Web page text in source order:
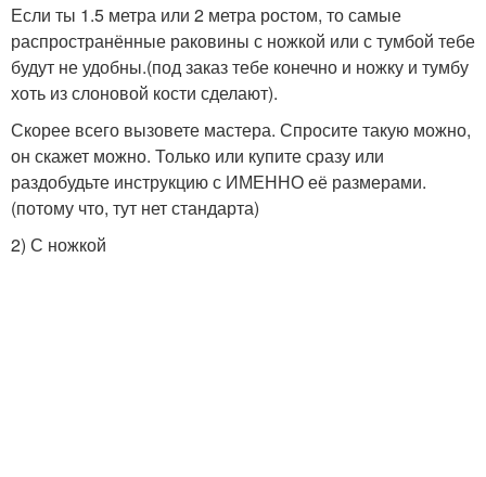
Если ты 1.5 метра или 2 метра ростом, то самые
распространённые раковины с ножкой или с тумбой тебе
будут не удобны.(под заказ тебе конечно и ножку и тумбу
хоть из слоновой кости сделают).
Скорее всего вызовете мастера. Спросите такую можно,
он скажет можно. Только или купите сразу или
раздобудьте инструкцию с ИМЕННО её размерами.
(потому что, тут нет стандарта)
2) С ножкой